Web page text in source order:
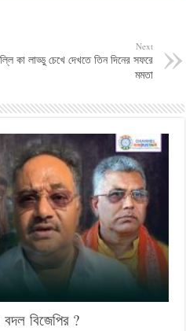
Next
কা লাড্ডু চেখে দেখতে তিন দিনের সফরে
মমতা
বদল বিজেপির ?